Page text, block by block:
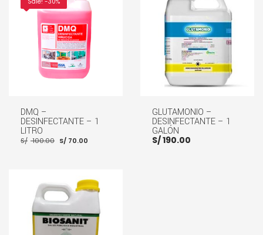
AÑADIR AL CARRITO AÑADIR AL CARRITO
DMQ –
DESINFECTANTE – 1
LITRO
S/ 100.00 El
precio
S/ 70.00
AÑADIR AL CARRITO
GLUTAMONIO –
DESINFECTANTE – 1
GALÓN
S/190.00